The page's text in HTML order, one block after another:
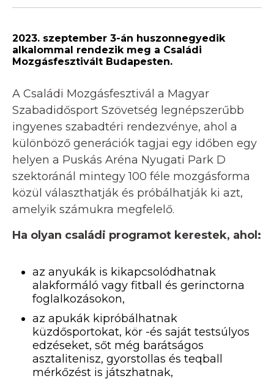
2023. szeptember 3-án huszonnegyedik
alkalommal rendezik meg a Családi
Mozgásfesztivált Budapesten.
A Családi Mozgásfesztivál a Magyar
Szabadidősport Szövetség legnépszerűbb
ingyenes szabadtéri rendezvénye, ahol a
különböző generációk tagjai egy időben egy
helyen a Puskás Aréna Nyugati Park D
szektoránál mintegy 100 féle mozgásforma
közül választhatják és próbálhatják ki azt,
amelyik számukra megfelelő.
Ha olyan családi programot kerestek, ahol:
az anyukák is kikapcsolódhatnak
alakformáló vagy fitball és gerinctorna
foglalkozásokon,
az apukák kipróbálhatnak
küzdősportokat, kör -és saját testsúlyos
edzéseket, sőt még barátságos
asztalitenisz, gyorstollas és teqball
mérkőzést is játszhatnak,